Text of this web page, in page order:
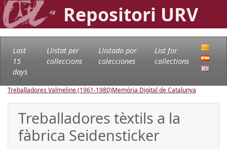
Repositori URV
Last
15
days
Llistat per
col·leccions
Llistado por
colecciones
List for
collections
Treballadores Valmeline (1961-1980)Memòria Digital de Catalunya
Treballadores tèxtils a la
fàbrica Seidensticker